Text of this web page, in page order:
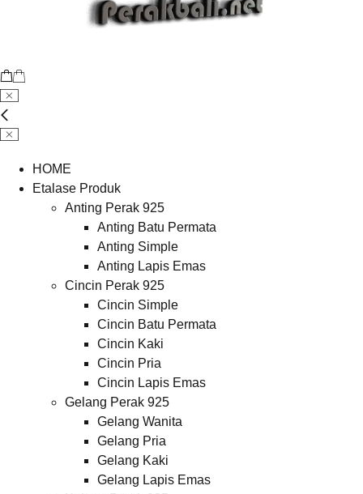
HOME
Etalase Produk
Anting Perak 925
Anting Batu Permata
Anting Simple
Anting Lapis Emas
Cincin Perak 925
Cincin Simple
Cincin Batu Permata
Cincin Kaki
Cincin Pria
Cincin Lapis Emas
Gelang Perak 925
Gelang Wanita
Gelang Pria
Gelang Kaki
Gelang Lapis Emas